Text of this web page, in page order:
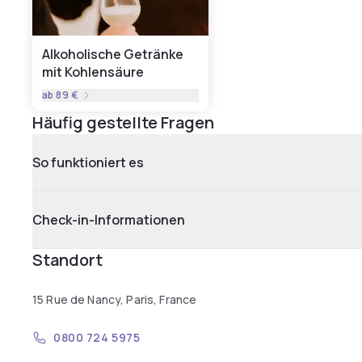
Alkoholische Getränke
mit Kohlensäure
ab89 €
Häufig gestellte Fragen
So funktioniert es
Check-in-Informationen
Standort
15 Rue de Nancy, Paris, France
0800 724 5975